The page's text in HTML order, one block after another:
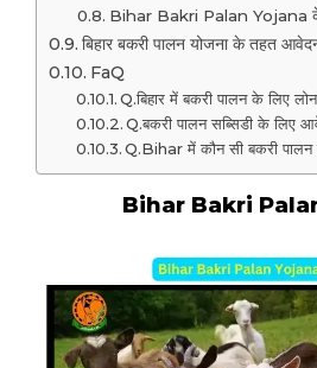
Bihar Bakri Palan Yojana
बिहार बकरी पालन योजना के तहत
FaQ
Q.बिहार में बकरी पालन के लिए
Q.बकरी पालन सब्सिडी के लिए
Q.Bihar में कौन सी बकरी पालन
Bihar Bakri